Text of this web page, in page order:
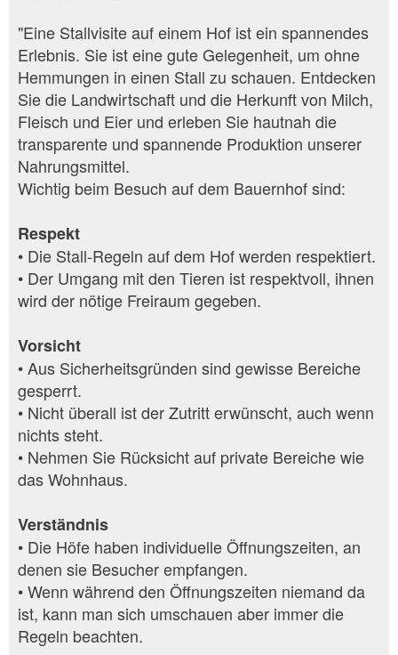
"Eine Stallvisite auf einem Hof ist ein spannendes
Erlebnis. Sie ist eine gute Gelegenheit, um ohne
Hemmungen in einen Stall zu schauen. Entdecken
Sie die Landwirtschaft und die Herkunft von Milch,
Fleisch und Eier und erleben Sie hautnah die
transparente und spannende Produktion unserer
Nahrungsmittel.
Wichtig beim Besuch auf dem Bauernhof sind:
Respekt
• Die Stall-Regeln auf dem Hof werden respektiert.
• Der Umgang mit den Tieren ist respektvoll, ihnen
wird der nötige Freiraum gegeben.
Vorsicht
• Aus Sicherheitsgründen sind gewisse Bereiche
gesperrt.
• Nicht überall ist der Zutritt erwünscht, auch wenn
nichts steht.
• Nehmen Sie Rücksicht auf private Bereiche wie
das Wohnhaus.
Verständnis
• Die Höfe haben individuelle Öffnungszeiten, an
denen sie Besucher empfangen.
• Wenn während den Öffnungszeiten niemand da
ist, kann man sich umschauen aber immer die
Regeln beachten.